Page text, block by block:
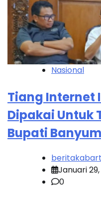
Nasional
Tiang Internet
Dipakai Untuk
Bupati
Januari
0